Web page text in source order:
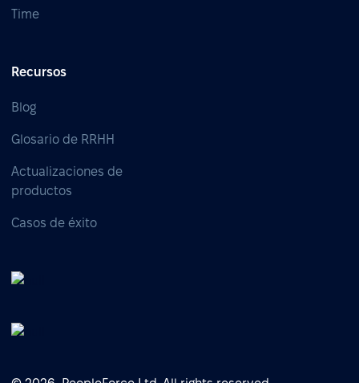
Time
Recursos
Blog
Glosario de RRHH
Actualizaciones de
productos
Casos de éxito